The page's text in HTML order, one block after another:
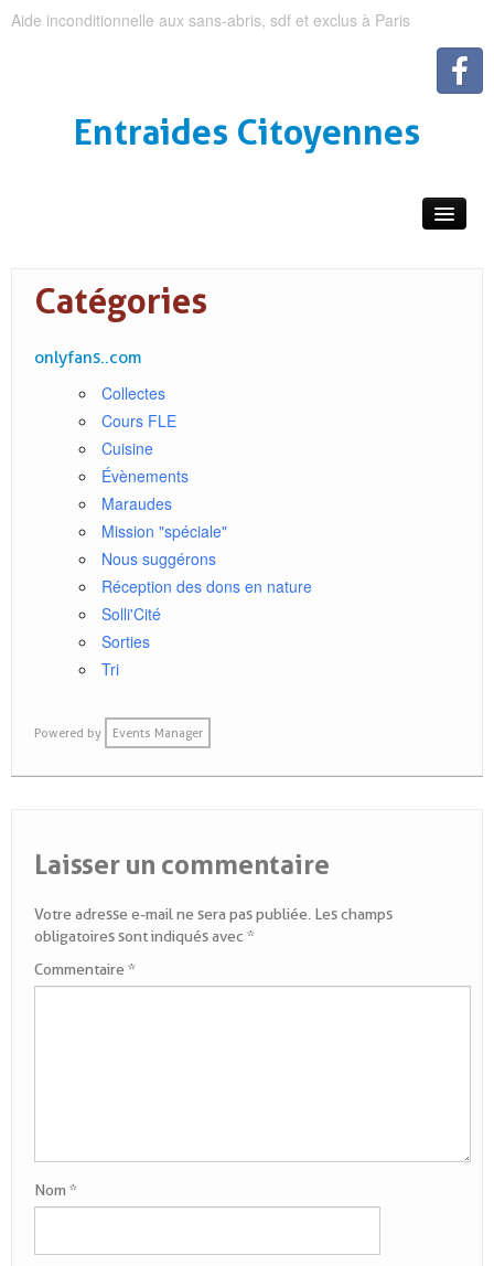
Aide inconditionnelle aux sans-abris, sdf et exclus à Paris
Entraides Citoyennes
Catégories
onlyfans..com
Collectes
Cours FLE
Cuisine
Évènements
Maraudes
Mission "spéciale"
Nous suggérons
Réception des dons en nature
Solli'Cité
Sorties
Tri
Powered by Events Manager
Laisser un commentaire
Votre adresse e-mail ne sera pas publiée. Les champs
obligatoires sont indiqués avec *
Commentaire*
Nom *